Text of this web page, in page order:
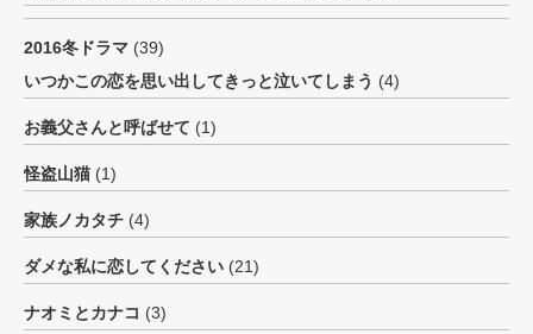
2016冬ドラマ (39)
いつかこの恋を思い出してきっと泣いてしまう (4)
お義父さんと呼ばせて (1)
怪盗山猫 (1)
家族ノカタチ (4)
ダメな私に恋してください (21)
ナオミとカナコ (3)